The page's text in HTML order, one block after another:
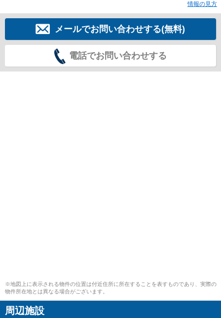
情報の見方
メールでお問い合わせする(無料)
電話でお問い合わせする
※地図上に表示される物件の位置は付近住所に所在することを表すものであり、実際の
物件所在地とは異なる場合がございます。
周辺施設